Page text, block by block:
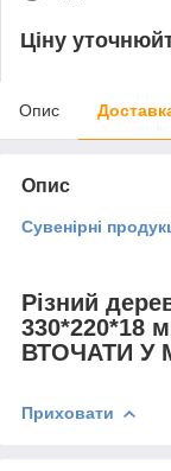
Ціну
Опис
Опис
Сувенірні
Різний
330*220*18
ВТОЧАТИ У
Приховати